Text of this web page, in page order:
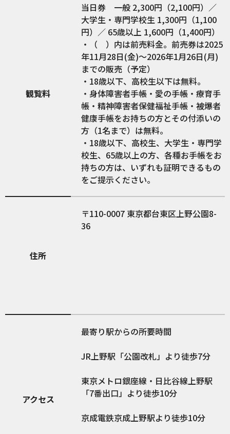
観覧料
当日券 一般 2,300円（2,100円）／
大学生・専門学校生 1,300円（1,100
円）／ 65歳以上 1,600円（1,400円）
・（ ）内は前売料金。前売券は2025
年11月28日(金)～2026年1月26日(月)
までの販売（予定）
・18歳以下、高校生以下は無料。
・身体障害者手帳・愛の手帳・療育手
帳・精神障害者保健福祉手帳・被爆者
健康手帳をお持ちの方とその付添いの
方（1名まで）は無料。
・18歳以下、高校生、大学生・専門学
校生、65歳以上の方、各種お手帳をお
持ちの方は、いずれも証明できるもの
をご提示ください。
住所
110-0007 東京都台東区上野公園8-
36
アクセス
最寄り駅からの所要時間
JR上野駅「公園改札」より徒歩7分
東京メトロ銀座線・日比谷線上野駅
「7番出口」より徒歩10分
京成電鉄京成上野駅より徒歩10分